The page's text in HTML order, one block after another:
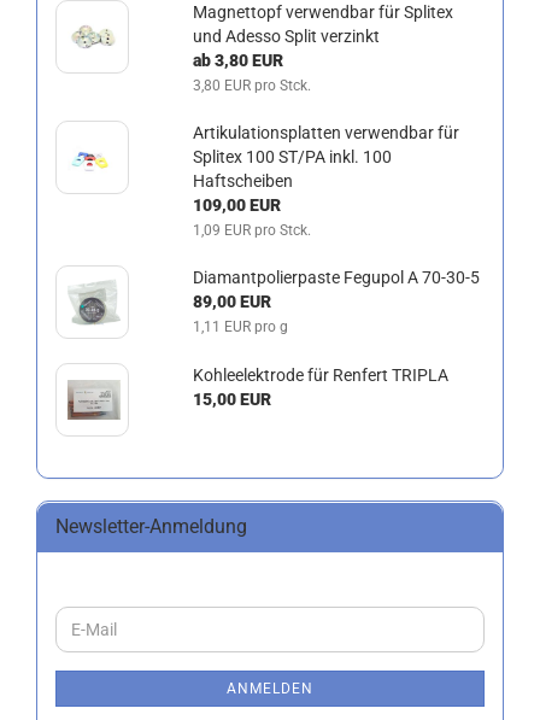
Magnettopf verwendbar für Splitex
und Adesso Split verzinkt
ab 3,80 EUR
3,80 EUR pro Stck.
Artikulationsplatten verwendbar für
Splitex 100 ST/PA inkl. 100
Haftscheiben
109,00 EUR
1,09 EUR pro Stck.
Diamantpolierpaste Fegupol A 70-30-5
89,00 EUR
1,11 EUR pro g
Kohleelektrode für Renfert TRIPLA
15,00 EUR
Newsletter-Anmeldung
WEITER
ZUR
E-
Mail
ANMELDEN